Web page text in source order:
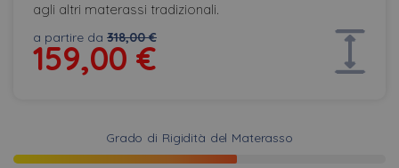
agli altri materassi tradizionali.
a partire da 318,00 €
159,00 €
Grado di Rigidità del Materasso